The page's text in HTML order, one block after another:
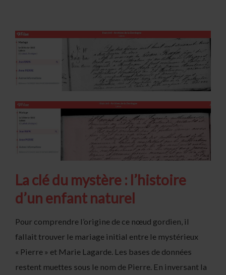
La clé du mystère : l’histoire
d’un enfant naturel
Pour comprendre l’origine de ce nœud gordien, il
fallait trouver le mariage initial entre le mystérieux
« Pierre » et Marie Lagarde. Les bases de données
restent muettes sous le nom de Pierre. En inversant la